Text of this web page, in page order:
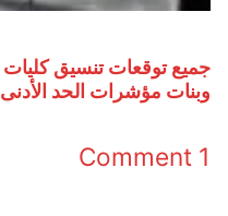
وبنات مؤشرات الحد الأدنى
1 Comment